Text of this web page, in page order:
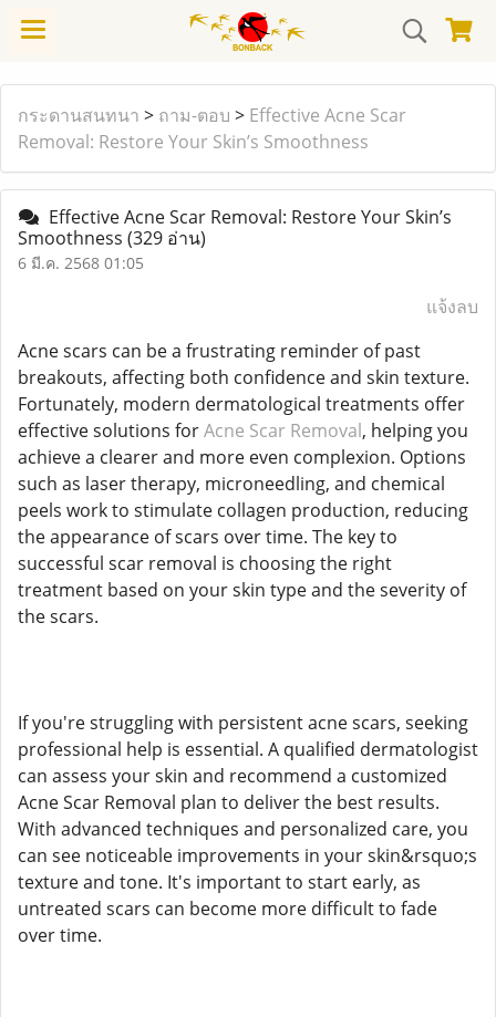
กระดานสนทนา > ถาม-ตอบ > Effective Acne Scar
Removal: Restore Your Skin’s Smoothness
Effective Acne Scar Removal: Restore Your Skin’s
Smoothness (329 อ่าน)
6 มี.ค. 2568 01:05
แจ้งลบ
Acne scars can be a frustrating reminder of past
breakouts, affecting both confidence and skin texture.
Fortunately, modern dermatological treatments offer
effective solutions forAcne Scar Removal, helping you
achieve a clearer and more even complexion. Options
such as laser therapy, microneedling, and chemical
peels work to stimulate collagen production, reducing
the appearance of scars over time. The key to
successful scar removal is choosing the right
treatment based on your skin type and the severity of
the scars.
If you're struggling with persistent acne scars, seeking
professional help is essential. A qualified dermatologist
can assess your skin and recommend a customized
Acne Scar Removal plan to deliver the best results.
With advanced techniques and personalized care, you
can see noticeable improvements in your skin&rsquo;s
texture and tone. It's important to start early, as
untreated scars can become more difficult to fade
over time.